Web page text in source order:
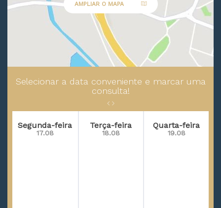
AMPLIAR O MAPA
Selecionar a data conveniente e marcar uma
consulta!
Segunda-feira
17.08
Terça-feira
18.08
Quarta-feira
19.08